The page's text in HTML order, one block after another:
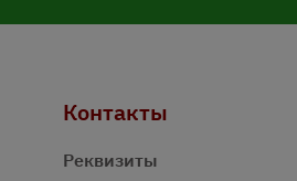
Контакты
Реквизиты